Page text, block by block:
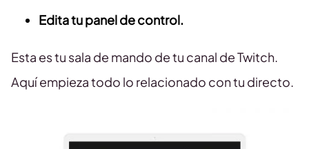
Edita tu panel de control.
Esta es tu sala de mando de tu canal de Twitch.
Aquí empieza todo lo relacionado con tu directo.